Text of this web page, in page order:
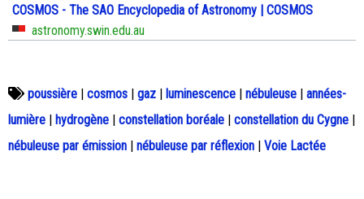
COSMOS - The SAO Encyclopedia of Astronomy | COSMOS
astronomy.swin.edu.au
poussière | cosmos | gaz | luminescence | nébuleuse | années-
lumière | hydrogène | constellation boréale | constellation du Cygne |
nébuleuse par émission | nébuleuse par réflexion | Voie Lactée